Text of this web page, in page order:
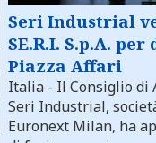
Seri Industrial
SE.R.I. S.p.A.
Piazza Affari
Italia - Il Consiglio di
Seri Industrial,
Euronext Milan, ha